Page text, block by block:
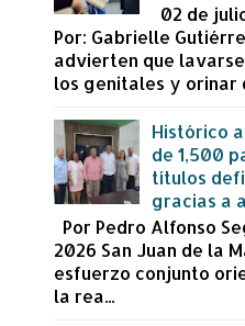
02 de
Por: Gabrielle
advierten que
los genitales y orinar
Histórico
de 1,500
títulos
gracias a
Por Pedro Alfonso
2026 San Juan de la
esfuerzo conjunto
la rea...